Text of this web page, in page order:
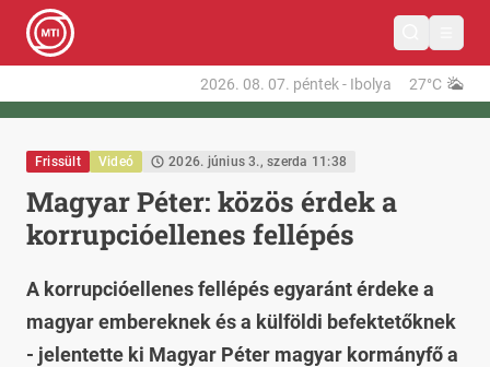
2026. 08. 07. péntek- Ibolya 27°C
Frissült Videó 2026. június 3., szerda 11:38
Magyar Péter: közös érdek a
korrupcióellenes fellépés
A korrupcióellenes fellépés egyaránt érdeke a
magyar embereknek és a külföldi befektetőknek
- jelentette ki Magyar Péter magyar kormányfő a